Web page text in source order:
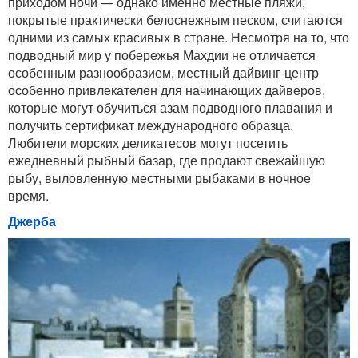
покрытые практически белоснежным песком, считаются
одними из самых красивых в стране. Несмотря на то, что
подводный мир у побережья Махдии не отличается
особенным разнообразием, местный дайвинг-центр
особенно привлекателен для начинающих дайверов,
которые могут обучиться азам подводного плавания и
получить сертификат международного образца.
Любители морских деликатесов могут посетить
ежедневный рыбный базар, где продают свежайшую
рыбу, выловленную местными рыбаками в ночное
время.
Джерба